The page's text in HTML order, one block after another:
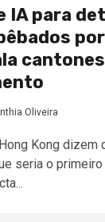
IA para
Oliveira
Kong dizem
seria o